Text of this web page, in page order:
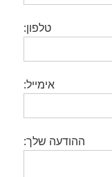
טלפון:
אימייל:
ההודעה שלך: